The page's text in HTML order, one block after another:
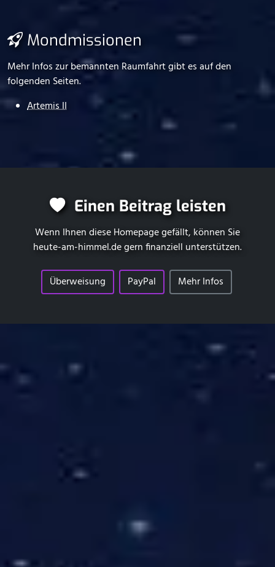
Mondmissionen
Mehr Infos zur bemannten Raumfahrt gibt es auf den
folgenden Seiten.
Artemis II
Einen Beitrag leisten
Wenn Ihnen diese Homepage gefällt, können Sie
heute-am-himmel.degern finanziell unterstützen.
Überweisung PayPal Mehr Infos